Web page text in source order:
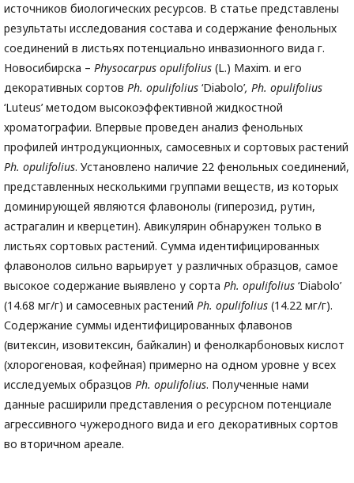
источников биологических ресурсов. В статье представлены
результаты исследования состава и содержание фенольных
соединений в листьях потенциально инвазионного вида г.
Новосибирска – Physocarpus opulifolius (L.) Maxim. и его
декоративных сортов Ph. opulifolius ‘Diabolo’, Ph. opulifolius
‘Luteus’ методом высокоэффективной жидкостной
хроматографии. Впервые проведен анализ фенольных
профилей интродукционных, самосевных и сортовых растений
Ph. opulifolius. Установлено наличие 22 фенольных соединений,
представленных несколькими группами веществ, из которых
доминирующей являются флавонолы (гиперозид, рутин,
астрагалин и кверцетин). Авикулярин обнаружен только в
листьях сортовых растений. Сумма идентифицированных
флавонолов сильно варьирует у различных образцов, самое
высокое содержание выявлено у сорта Ph. opulifolius ‘Diabolo’
(14.68 мг/г) и самосевных растений Ph. opulifolius (14.22 мг/г).
Содержание суммы идентифицированных флавонов
(витексин, изовитексин, байкалин) и фенолкарбоновых кислот
(хлорогеновая, кофейная) примерно на одном уровне у всех
исследуемых образцов Ph. opulifolius. Полученные нами
данные расширили представления о ресурсном потенциале
агрессивного чужеродного вида и его декоративных сортов
во вторичном ареале.